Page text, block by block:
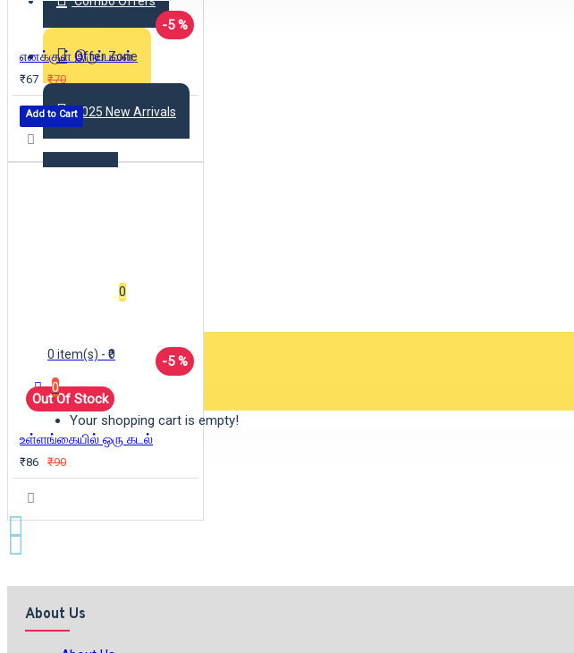
Offer Zone
2025 New Arrivals
0
0 item(s) - ₹0
0
Your shopping cart is empty!
-5 %
எனக்குள் இருப்பவள்
₹67 ₹70
Add to Cart
-5 %
Out Of Stock
உள்ளங்கையில் ஒரு கடல்
₹86 ₹90
About Us